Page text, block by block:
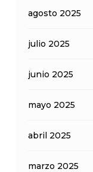
agosto 2025
julio 2025
junio 2025
mayo 2025
abril 2025
marzo 2025